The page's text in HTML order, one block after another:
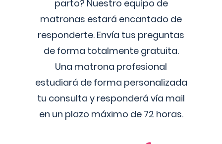
parto? Nuestro equipo de
matronas estará encantado de
responderte. Envía tus preguntas
de forma totalmente gratuita.
Una matrona profesional
estudiará de forma personalizada
tu consulta y responderá vía mail
en un plazo máximo de 72 horas.